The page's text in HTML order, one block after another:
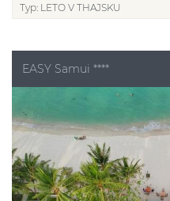
Typ: LETO V THAJSKU
EASY Samui ****